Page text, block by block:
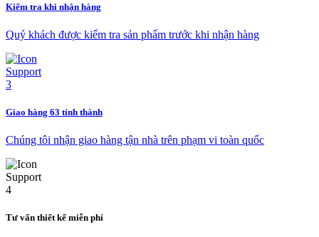
Kiểm tra khi nhận hàng
Quý khách được kiểm tra sản phẩm trước khi nhận hàng
Giao hàng 63 tỉnh thành
Chúng tôi nhận giao hàng tận nhà trên phạm vi toàn quốc
Tư vấn thiết kế miễn phí